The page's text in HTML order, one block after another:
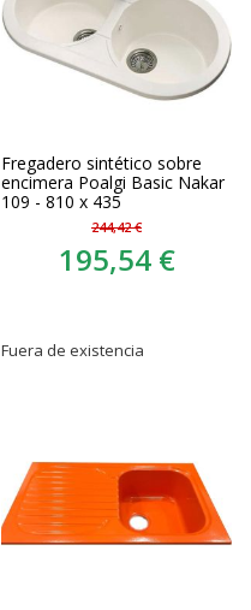
Fregadero sintético sobre
encimera Poalgi Basic Nakar
109 - 810 x 435
244,42 €
195,54 €
Fuera de existencia